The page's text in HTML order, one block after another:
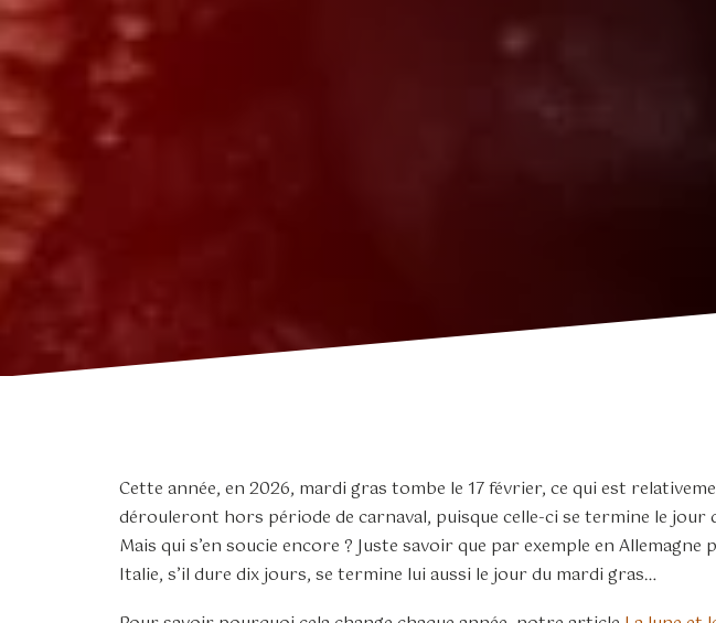
Cette année, en 2026, mardi gras tombe le 17 février, ce qui est
dérouleront hors période de carnaval, puisque celle-ci se termine le
Mais qui s’en soucie encore ? Juste savoir que par exemple en
Italie, s’il dure dix jours, se termine lui aussi le jour du mardi gras…